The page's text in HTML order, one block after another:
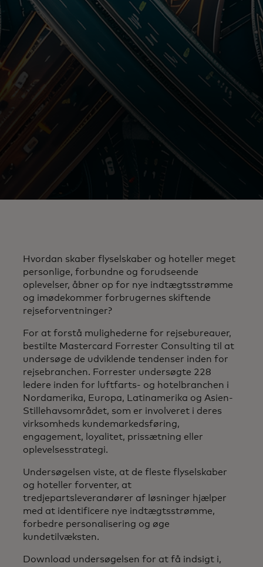
Hvordan skaber flyselskaber og hoteller meget
personlige, forbundne og forudseende
oplevelser, åbner op for nye indtægtsstrømme
og imødekommer forbrugernes skiftende
rejseforventninger?
For at forstå mulighederne for rejsebureauer,
bestilte Mastercard Forrester Consulting til at
undersøge de udviklende tendenser inden for
rejsebranchen. Forrester undersøgte 228
ledere inden for luftfarts- og hotelbranchen i
Nordamerika, Europa, Latinamerika og Asien-
Stillehavsområdet, som er involveret i deres
virksomheds kundemarkedsføring,
engagement, loyalitet, prissætning eller
oplevelsesstrategi.
Undersøgelsen viste, at de fleste flyselskaber
og hoteller forventer, at
tredjepartsleverandører af løsninger hjælper
med at identificere nye indtægtsstrømme,
forbedre personalisering og øge
kundetilvæksten.
Download undersøgelsen for at få indsigt i,